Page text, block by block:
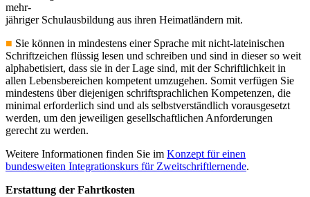
mehr-
jähriger Schulausbildung aus ihren Heimatländern mit.
■ Sie können in mindestens einer Sprache mit nicht-lateinischen
Schriftzeichen flüssig lesen und schreiben und sind in dieser so weit
alphabetisiert, dass sie in der Lage sind, mit der Schriftlichkeit in
allen Lebensbereichen kompetent umzugehen. Somit verfügen Sie
mindestens über diejenigen schriftsprachlichen Kompetenzen, die
minimal erforderlich sind und als selbstverständlich vorausgesetzt
werden, um den jeweiligen gesellschaftlichen Anforderungen
gerecht zu werden.
Weitere Informationen finden Sie im Konzept für einen
bundesweiten Integrationskurs für Zweitschriftlernende.
Erstattung der Fahrtkosten